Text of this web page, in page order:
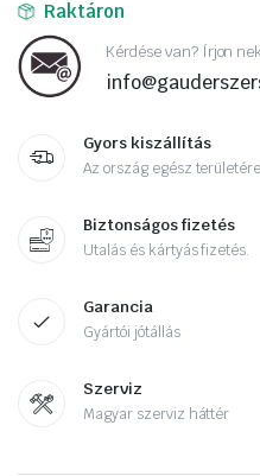
33782
Raktáron
Kérdése van? Írjon
Gyors kiszállítás
Az ország egész területére
Biztonságos fizetés
Utalás és kártyás fizetés.
Garancia
Gyártói jótállás
Szerviz
Magyar szerviz háttér